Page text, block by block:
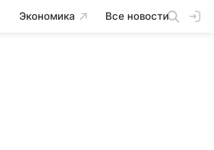
Экономика Все новости